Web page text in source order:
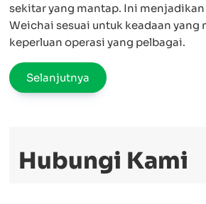
sekitar yang mantap. Ini
Weichai sesuai untuk keadaan yang
keperluan operasi yang pelbagai.
Selanjutnya
Hubungi Kami